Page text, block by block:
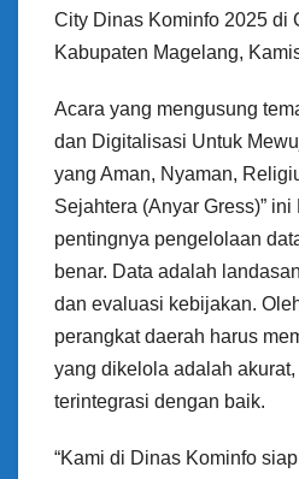
City Dinas Kominfo 2025 di
Kabupaten Magelang,
Acara yang mengusung
dan Digitalisasi Untuk
yang Aman, Nyaman,
Sejahtera (Anyar Gress)”
pentingnya pengelolaan
benar. Data adalah
dan evaluasi kebijakan.
perangkat daerah harus
yang dikelola adalah akurat,
terintegrasi dengan baik.
“Kami di Dinas Kominfo